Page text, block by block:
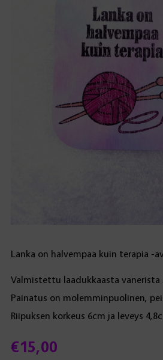
€15,00
Lanka on halvempaa kuin terapia -
Valmistettu laadukkaasta vanerista
Painatus on molemminpuolinen,
Riipuksen korkeus 6cm ja leveys